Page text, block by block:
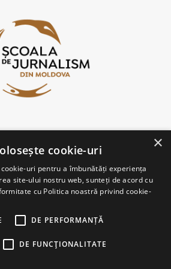
Moldova
×
cookie-uri
uri pentru a îmbunătăți experiența
site-ului nostru web, sunteți de acord cu
cu Politica noastră privind cookie-
DE PERFORMANȚĂ
DE FUNCŢIONALITATE